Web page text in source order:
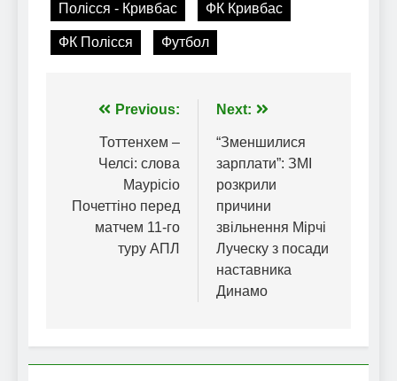
Полісся - Кривбас ФК Кривбас
ФК Полісся Футбол
Навігація
записів
Previous:
Тоттенхем –
Челсі: слова
Маурісіо
Почеттіно перед
матчем 11-го
туру АПЛ
Next:
“Зменшилися
зарплати”: ЗМІ
розкрили
причини
звільнення Мірчі
Луческу з посади
наставника
Динамо